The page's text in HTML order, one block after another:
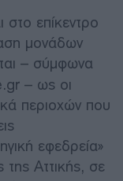
στο επίκεντρο
μονάδων
– σύμφωνα
– ως οι
περιοχών που
εφεδρεία»
της Αττικής, σε